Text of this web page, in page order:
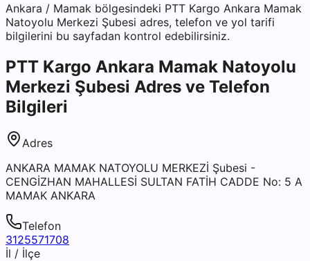
Ankara / Mamak bölgesindeki PTT Kargo Ankara Mamak
Natoyolu Merkezi Şubesi adres, telefon ve yol tarifi
bilgilerini bu sayfadan kontrol edebilirsiniz.
PTT Kargo Ankara Mamak Natoyolu
Merkezi Şubesi Adres ve Telefon
Bilgileri
Adres
ANKARA MAMAK NATOYOLU MERKEZİ Şubesi -
CENGİZHAN MAHALLESİ SULTAN FATİH CADDE No: 5 A
MAMAK ANKARA
Telefon
3125571708
İl / İlçe